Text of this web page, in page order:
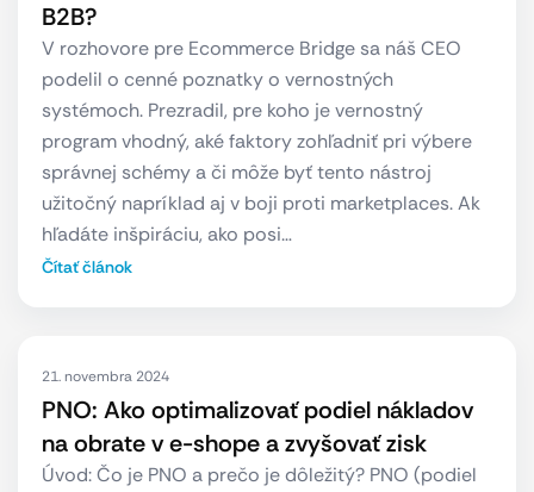
B2B?
V rozhovore pre Ecommerce Bridge sa náš CEO
podelil o cenné poznatky o vernostných
systémoch. Prezradil, pre koho je vernostný
program vhodný, aké faktory zohľadniť pri výbere
správnej schémy a či môže byť tento nástroj
užitočný napríklad aj v boji proti marketplaces. Ak
hľadáte inšpiráciu, ako posi…
Čítať článok
21. novembra 2024
PNO: Ako optimalizovať podiel nákladov
na obrate v e-shope a zvyšovať zisk
Úvod: Čo je PNO a prečo je dôležitý? PNO (podiel